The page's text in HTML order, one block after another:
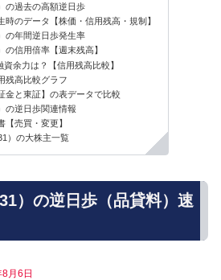
の過去の高額逆日歩
時のデータ【株価・信用残高・規制】
の年間逆日歩発生率
の信用倍率【週末残高】
余力は？【信用残高比較】
残高比較グラフ
金と東証】の表データで比較
の逆日歩関連情報
【売買・変更】
）の大株主一覧
）の逆日歩（品貸料）速
月6日